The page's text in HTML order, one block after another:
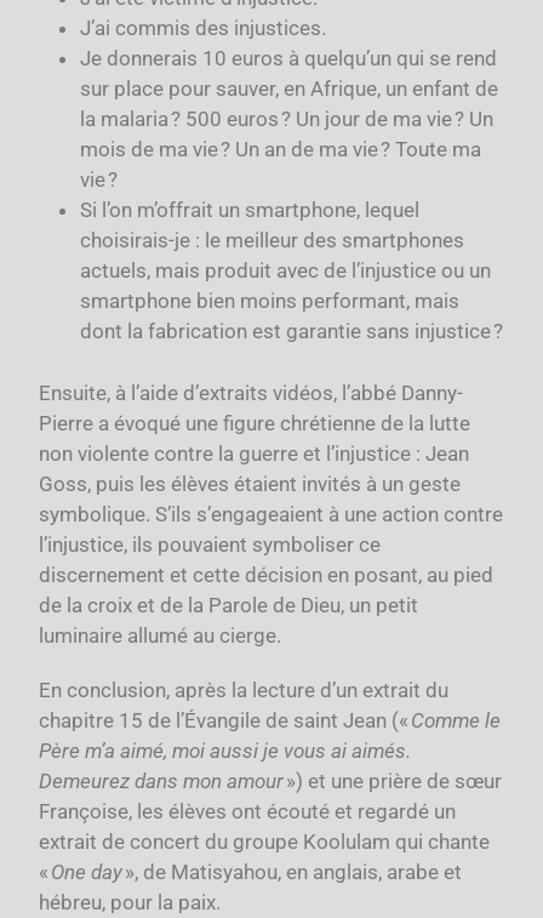
J’ai commis des injustices.
Je donnerais 10 euros à quelqu’un qui se rend
sur place pour sauver, en Afrique, un enfant de
la malaria ? 500 euros ? Un jour de ma vie ? Un
mois de ma vie ? Un an de ma vie ? Toute ma
vie ?
Si l’on m’offrait un smartphone, lequel
choisirais-je : le meilleur des smartphones
actuels, mais produit avec de l’injustice ou un
smartphone bien moins performant, mais
dont la fabrication est garantie sans injustice ?
Ensuite, à l’aide d’extraits vidéos, l’abbé Danny-
Pierre a évoqué une figure chrétienne de la lutte
non violente contre la guerre et l’injustice : Jean
Goss, puis les élèves étaient invités à un geste
symbolique. S’ils s’engageaient à une action contre
l’injustice, ils pouvaient symboliser ce
discernement et cette décision en posant, au pied
de la croix et de la Parole de Dieu, un petit
luminaire allumé au cierge.
En conclusion, après la lecture d’un extrait du
chapitre 15 de l’Évangile de saint Jean (« Comme le
Père m’a aimé, moi aussi je vous ai aimés.
Demeurez dans mon amour») et une prière de sœur
Françoise, les élèves ont écouté et regardé un
extrait de concert du groupe Koolulam qui chante
« One day», de Matisyahou, en anglais, arabe et
hébreu, pour la paix.